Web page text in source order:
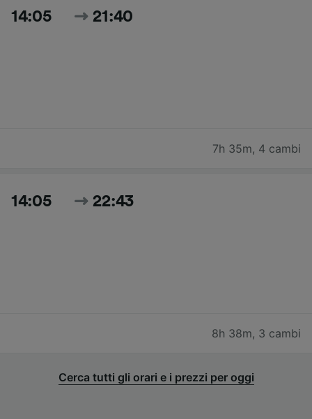
14:05 21:40
7h 35m, 4 cambi
14:05 22:43
8h 38m, 3 cambi
Cerca tutti gli orari e i prezzi per oggi